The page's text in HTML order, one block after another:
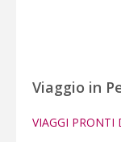
Viaggio in
VIAGGI PRONTI